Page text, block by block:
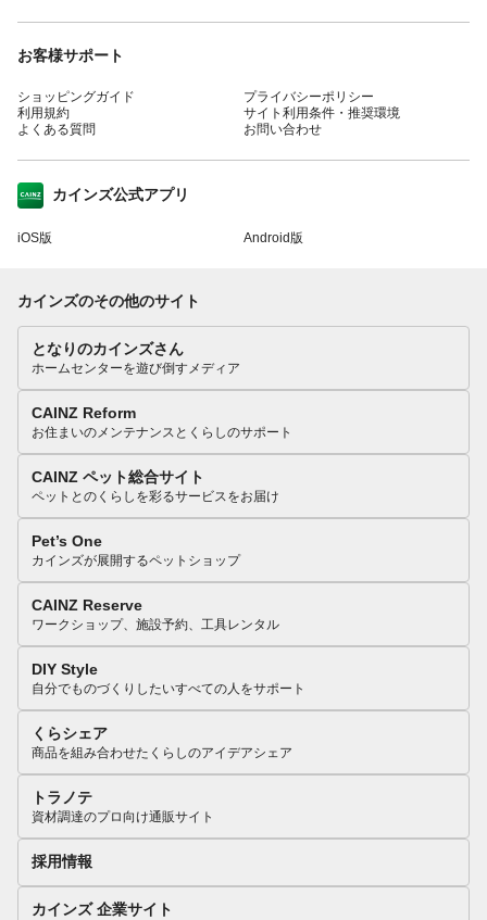
お客様サポート
ショッピングガイド
利用規約
よくある質問
プライバシーポリシー
サイト利用条件・推奨環境
お問い合わせ
カインズ公式アプリ
iOS版 Android版
カインズのその他のサイト
となりのカインズさん
ホームセンターを遊び倒すメディア
CAINZ Reform
お住まいのメンテナンスとくらしのサポート
CAINZ ペット総合サイト
ペットとのくらしを彩るサービスをお届け
Pet’s One
カインズが展開するペットショップ
CAINZ Reserve
ワークショップ、施設予約、工具レンタル
DIY Style
自分でものづくりしたいすべての人をサポート
くらシェア
商品を組み合わせたくらしのアイデアシェア
トラノテ
資材調達のプロ向け通販サイト
採用情報
カインズ 企業サイト